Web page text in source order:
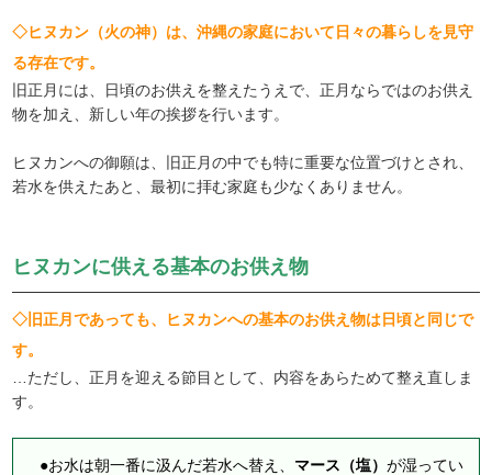
◇ヒヌカン（火の神）は、沖縄の家庭において日々の暮らしを見守
る存在です。
旧正月には、日頃のお供えを整えたうえで、正月ならではのお供え
物を加え、新しい年の挨拶を行います。
ヒヌカンへの御願は、旧正月の中でも特に重要な位置づけとされ、
若水を供えたあと、最初に拝む家庭も少なくありません。
ヒヌカンに供える基本のお供え物
◇旧正月であっても、ヒヌカンへの基本のお供え物は日頃と同じで
す。
…ただし、正月を迎える節目として、内容をあらためて整え直しま
す。
●お水は朝一番に汲んだ若水へ替え、 マース（塩）が湿ってい